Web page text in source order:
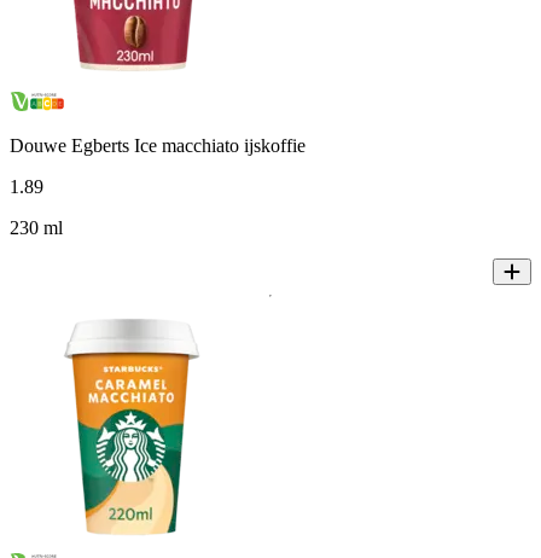
Douwe Egberts Ice macchiato ijskoffie
1 .89
230 ml